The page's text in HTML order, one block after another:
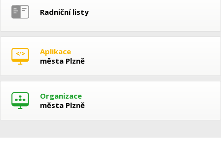
Radniční listy
Aplikace
města Plzně
Organizace
města Plzně